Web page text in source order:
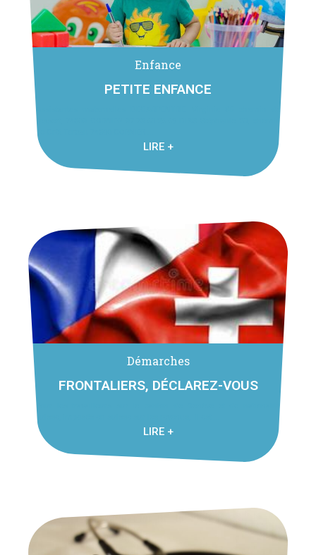
Enfance
PETITE ENFANCE
Assistantes maternelles DECARPENTRIE Virginie 85 chemin de
l’essert, 74800 CORNIER 07.78.63.26.69 DIAS Stéphanie 23, chemin
de Crêt Torban 74800 CORNIER ...
LIRE +
Démarches
FRONTALIERS, DÉCLAREZ-VOUS
Pour les travailleurs sur le canton de Genève et de nationalité
suisse, imposés en suisse sur les revenus, il est ...
LIRE +